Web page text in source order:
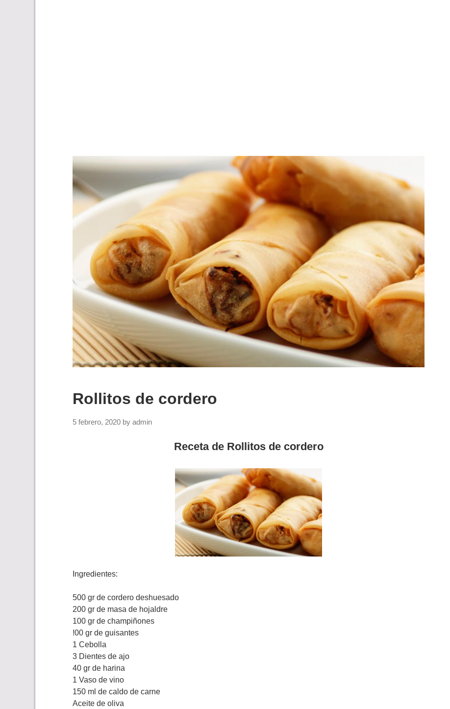
Rollitos de cordero
5 febrero, 2020 by admin
Receta de Rollitos de cordero
Ingredientes:
500 gr de cordero deshuesado
200 gr de masa de hojaldre
100 gr de champiñones
!00 gr de guisantes
1 Cebolla
3 Dientes de ajo
40 gr de harina
1 Vaso de vino
150 ml de caldo de carne
Aceite de oliva